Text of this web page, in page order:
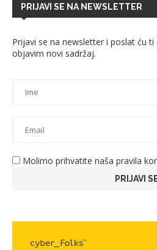
PRIJAVI SE NA NEWSLETTER
Prijavi se na newsletter i poslat ću
objavim novi sadržaj.
Molimo prihvatite naša pravila